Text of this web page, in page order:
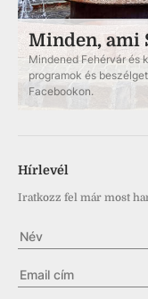
Minden, ami
Mindened Fehérvár és
programok és
Facebookon.
Hírlevél
Iratkozz fel már most